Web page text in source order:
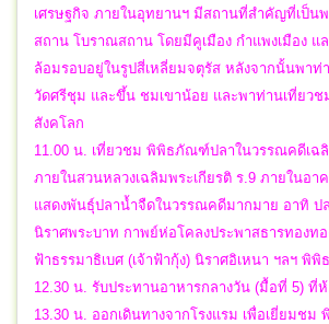
เศรษฐกิจ ภายในอุทยานฯ มีสถานที่สำคัญที่เป็น
สถาน โบราณสถาน โดยมีคูเมือง กำแพงเมือง แ
ล้อมรอบอยู่ในรูปสี่เหลี่ยมจตุรัส หลังจากนั้นพาท่
วัดศรีชุม และขึ้น ชมเขาน้อย และพาท่านเที่ยวช
สังคโลก
11.00 น. เที่ยวชม พิพิธภัณฑ์ปลาในวรรณคดีเฉลิ
ภายในสวนหลวงเฉลิมพระเกียรติ ร.9 ภายในอ
แสดงพันธุ์ปลาน้ำจืดในวรรณคดีมากมาย อาทิ ป
นิราศพระบาท กาพย์ห่อโคลงประพาสธารทองทอ
ฟ้าธรรมาธิเบศ (เจ้าฟ้ากุ้ง) นิราศอิเหนา ฯลฯ พิ
12.30 น. รับประทานอาหารกลางวัน (มื้อที่ 5) ที่
13.30 น. ออกเดินทางจากโรงแรม เพื่อเยี่ยมช